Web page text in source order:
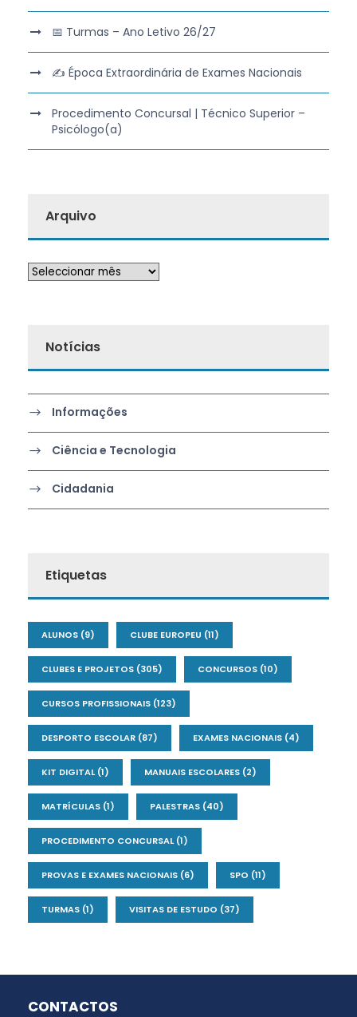
📅 Turmas – Ano Letivo 26/27
✍️ Época Extraordinária de Exames Nacionais
Procedimento Concursal | Técnico Superior –
Psicólogo(a)
Arquivo
Notícias
Informações
Ciência e Tecnologia
Cidadania
Etiquetas
ALUNOS (9) CLUBE EUROPEU (11)
CLUBES E PROJETOS (305) CONCURSOS (10)
CURSOS PROFISSIONAIS (123)
DESPORTO ESCOLAR (87) EXAMES NACIONAIS (4)
KIT DIGITAL(1) MANUAIS ESCOLARES (2)
MATRÍCULAS (1) PALESTRAS (40)
PROCEDIMENTO CONCURSAL(1)
PROVAS E EXAMES NACIONAIS (6) SPO (11)
TURMAS (1) VISITAS DE ESTUDO (37)
CONTACTOS